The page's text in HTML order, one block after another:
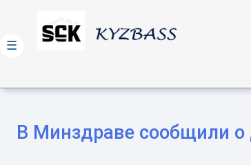
В Минздраве сообщили о
☰